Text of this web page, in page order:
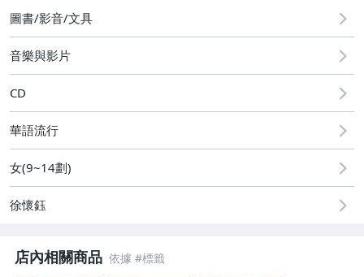
圖書/影音/文具
手機、配件與通訊
美容保養與彩妝
電腦、平板與周邊
相機、攝影與周邊
電玩遊戲與主機
圖書/影音/文具
音樂與影片
CD
華語流行
女(9~14劃)
徐懷鈺
店內相關商品